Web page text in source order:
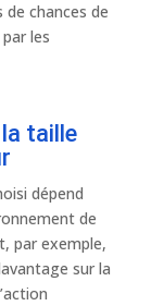
chances de
les
taille
dépend
de
par exemple,
sur la